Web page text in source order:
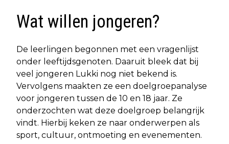
Wat willen jongeren?
De leerlingen begonnen met een vragenlijst
onder leeftijdsgenoten. Daaruit bleek dat bij
veel jongeren Lukki nog niet bekend is.
Vervolgens maakten ze een doelgroepanalyse
voor jongeren tussen de 10 en 18 jaar. Ze
onderzochten wat deze doelgroep belangrijk
vindt. Hierbij keken ze naar onderwerpen als
sport, cultuur, ontmoeting en evenementen.